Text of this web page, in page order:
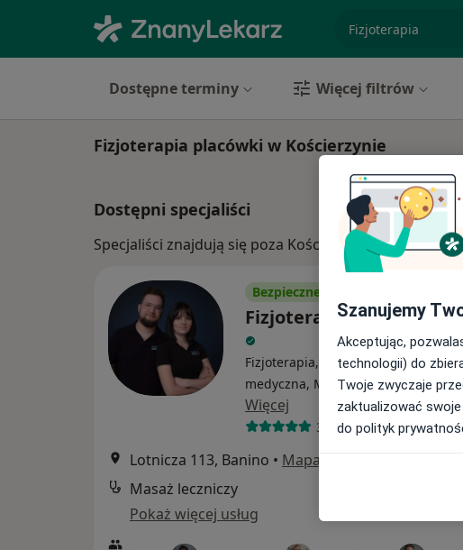
specjalizacja,
Dostępne terminy Więcej filtrów
Fizjoterapia placówki w Kościerzynie
Dostępni specjaliści
Specjaliści znajdują się poza Kościerzyna,
Bezpieczne płatności
Fizjoterapia Wasilewscy
Fizjoterapia, Rehabilitacja
medyczna, Medycyna sportowa ·
Więcej
372 opinie
Lotnicza 113, Banino • Mapa
Masaż leczniczy
Pokaż więcej usług
Szanujemy
Akceptując,
technologii) do
Twoje zwyczaje
zaktualizować
do polityk